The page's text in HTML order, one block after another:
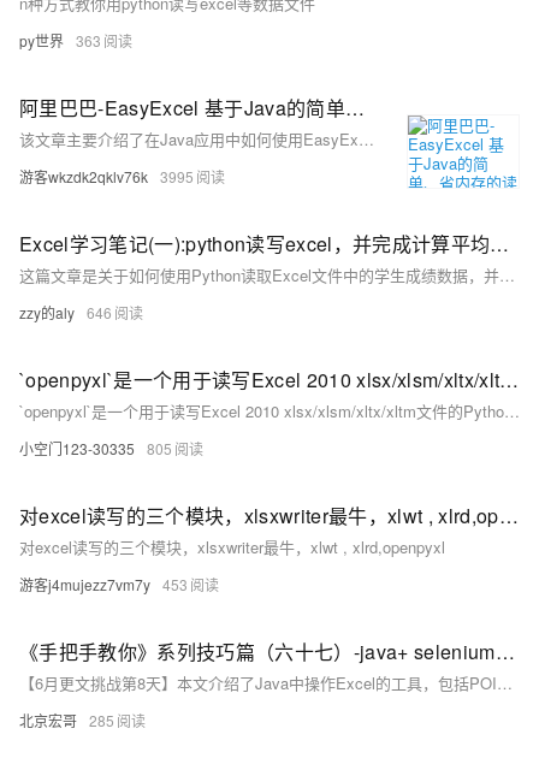
py世界 363
阿里巴巴-EasyExcel 基于Java的简单、省内存的读写Excel
该文章主要介绍了在Java应用中如何使用EasyExcel技术完成对Excel文件的导入和导出操作，包括环境搭建、基本概念、快速入门、进阶操作和综合应用等内容，并提供了相关代码示例和注意事项。
游客wkzdk2qklv76k 3995
Excel学习笔记(一):python读写excel，并完成计算平均成绩、成绩等级划分、每个同学分数大于70的次数、找最优成绩
这篇文章是关于如何使用Python读取Excel文件中的学生成绩数据，并进行计算平均成绩、成绩等级划分、统计分数大于70的次数以及找出最优成绩等操作的教程。
zzy的aly 646
`openpyxl`是一个用于读写Excel 2010 xlsx/xlsm/xltx/xltm文件的Python库。它不需要Microsoft Excel，也不需要.NET或COM组件。
`openpyxl`是一个用于读写Excel 2010 xlsx/xlsm/xltx/xltm文件的Python库。它不需要Microsoft Excel，也不需要.NET或COM组件。
小空门123-30335 805
对excel读写的三个模块，xlsxwriter最牛，xlwt , xlrd,openpyxl
对excel读写的三个模块，xlsxwriter最牛，xlwt , xlrd,openpyxl
游客j4mujezz7vm7y 453
《手把手教你》系列技巧篇（六十七）-java+ selenium自动化测试 - 读写excel文件 - 中篇（详细教程）
【6月更文挑战第8天】本文介绍了Java中操作Excel的工具，包括POI和JXL。POI支持处理Office 2003及以下的OLE2格式（.xls）和2007以上的OOXML格式（.xlsx）。而JXL只能处理2003版本的Excel文件。文章详细讲解了如何下载和使用JXL库，并给出了一个简单的Java代码示例，展示如何读取2003版Excel文件中的数据。在实际项目中，由于JXL对新版本Excel的支持限制，通常推荐使用POI。
北京宏哥 285